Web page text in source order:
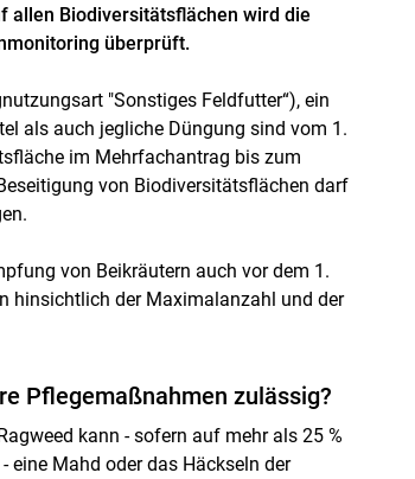
allen Biodiversitätsflächen wird die
überprüft.
"Sonstiges Feldfutter“), ein
als auch jegliche Düngung sind vom 1.
im Mehrfachantrag bis zum
von Biodiversitätsflächen darf
von Beikräutern auch vor dem 1.
hinsichtlich der Maximalanzahl und der
Pflegemaßnahmen zulässig?
kann - sofern auf mehr als 25 %
eine Mahd oder das Häckseln der